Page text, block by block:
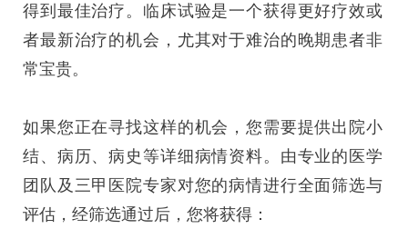
得到最佳治疗。 临床试验是一个获得更好疗效或
者最新治疗的机会，尤其对于难治的晚期患者非
常宝贵。
如果您正在寻找这样的机会，您需要提供出院小
结、病历、病史等详细病情资料。 由专业的医学
团队及三甲医院专家对您的病情进行全面筛选与
评估，经筛选通过后，您将获得：